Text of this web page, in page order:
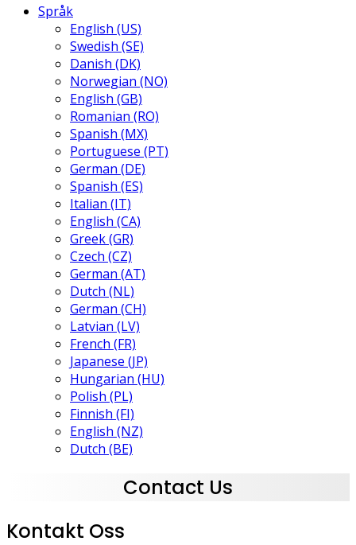
Språk
English (US)
Swedish (SE)
Danish (DK)
Norwegian (NO)
English (GB)
Romanian (RO)
Spanish (MX)
Portuguese (PT)
German (DE)
Spanish (ES)
Italian (IT)
English (CA)
Greek (GR)
Czech (CZ)
German (AT)
Dutch (NL)
German (CH)
Latvian (LV)
French (FR)
Japanese (JP)
Hungarian (HU)
Polish (PL)
Finnish (FI)
English (NZ)
Dutch (BE)
Contact Us
Kontakt Oss